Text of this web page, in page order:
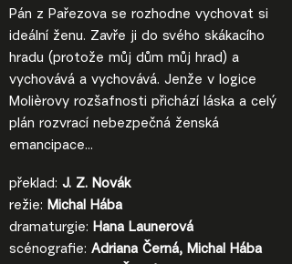
Pán z Pařezova se rozhodne vychovat si
ideální ženu. Zavře ji do svého skákacího
hradu (protože můj dům můj hrad) a
vychovává a vychovává. Jenže v logice
Molièrovy rozšafnosti přichází láska a celý
plán rozvrací nebezpečná ženská
emancipace...
překlad: J. Z. Novák
režie: Michal Hába
dramaturgie: Hana Launerová
scénografie: Adriana Černá, Michal Hába